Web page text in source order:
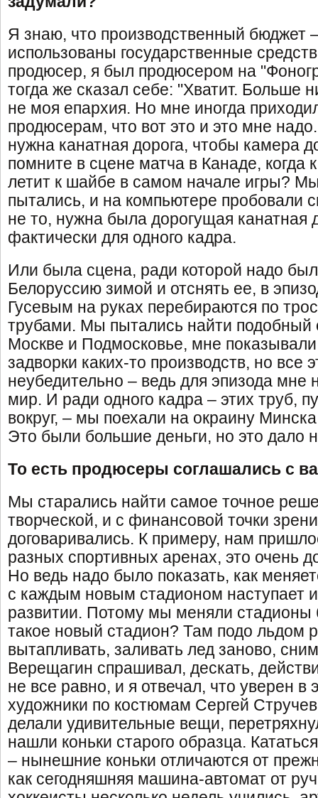
Я знаю, что производственный бюджет
использованы государственные
продюсер, я был продюсером на
тогда же сказал себе: "Хватит. Больше
не моя епархия. Но мне иногда
продюсерам, что вот это и это мне
нужна канатная дорога, чтобы камера
помните в сцене матча в Канаде, когда
летит к шайбе в самом начале игры?
пытались, и на компьютере пробовали
не то, нужна была дорогущая канатная
фактически для одного кадра.
Или была сцена, ради которой надо
Белоруссию зимой и отснять ее, в
Гусевым на руках перебираются по
трубами. Мы пытались найти подобный
Москве и Подмосковье, мне
задворки каких-то производств, но все
неубедительно – ведь для эпизода
мир. И ради одного кадра – этих труб,
вокруг, – мы поехали на окраину
Это были большие деньги, но это дало
То есть продюсеры соглашались с
Мы старались найти самое точное
творческой, и с финансовой точки
договаривались. К примеру, нам
разных спортивных аренах, это очень
Но ведь надо было показать, как
с каждым новым стадионом наступает и
развитии. Потому мы меняли стадионы
такое новый стадион? Там подо льдом
вытапливать, заливать лед заново,
Верещагин спрашивал, дескать,
не все равно, и я отвечал, что уверен
художники по костюмам Сергей
делали удивительные вещи,
нашли коньки старого образца.
– нынешние коньки отличаются от
как сегодняшняя машина-автомат от